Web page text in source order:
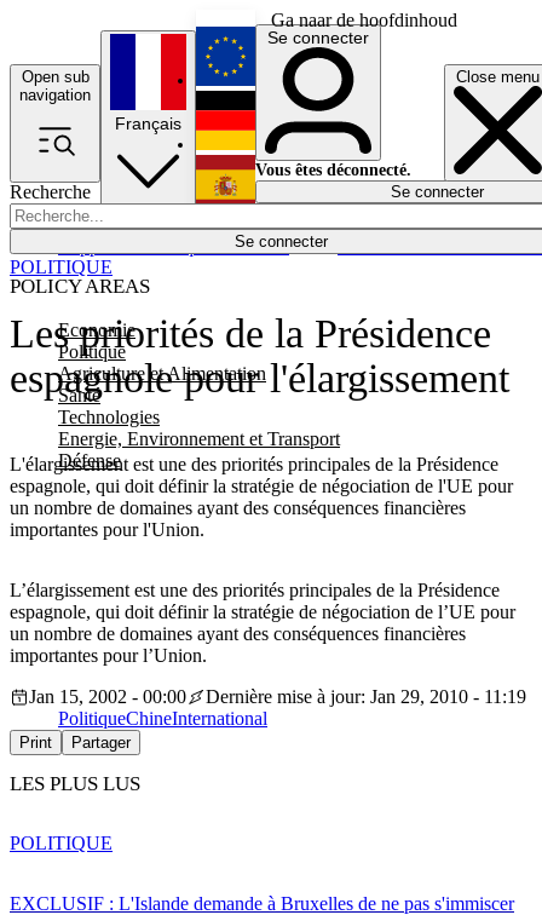
Ga naar de hoofdinhoud
Open sub
navigation
Close menu
Recherche
Se connecter
POLICY AREAS
Economie
Politique
Agriculture et Alimentation
Santé
Technologies
Energie, Environnement et Transport
Défense
Économie
Français
English
Deutsch
Español
Se connecter
Vous êtes déconnecté.
Se connecter
Les priorités de la Présidence
espagnole pour l'élargissement
L'élargissement est une des priorités principales de la Présidence
espagnole, qui doit définir la stratégie de négociation de l'UE pour
un nombre de domaines ayant des conséquences financières
importantes pour l'Union.
POLITIQUE
L’élargissement est une des priorités principales de la Présidence
espagnole, qui doit définir la stratégie de négociation de l’UE pour
un nombre de domaines ayant des conséquences financières
importantes pour l’Union.
Jan 15, 2002 - 00:00
Dernière mise à jour: Jan 29, 2010 - 11:19
PolitiqueChineInternational
Print Partager
LES PLUS LUS
EXCLUSIF : L'Islande demande à Bruxelles de ne pas s'immiscer
POLITIQUE